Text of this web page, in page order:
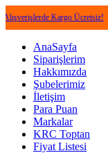
Kargo Ücretsiz! •
AnaSayfa
Siparişlerim
Hakkımızda
Şubelerimiz
İletişim
Para Puan
Markalar
KRC Toptan
Fiyat Listesi